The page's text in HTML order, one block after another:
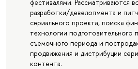
фестивалями. Рассматриваются
разработки/девелопмента и
сериального проекта, поиска
технологии подготовительного
съемочного периода и
продвижения и дистрибуции
контента.